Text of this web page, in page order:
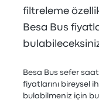
filtreleme
Besa Bus
Besa Bus sefer
fiyatlarını bireysel
bulabilmeniz için